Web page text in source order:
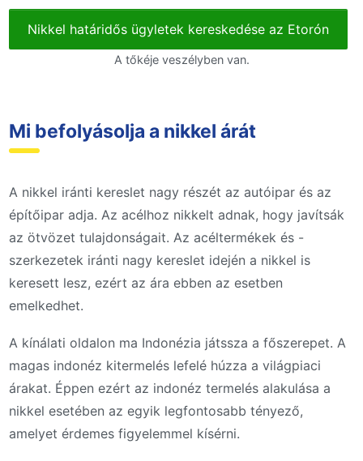
Nikkel határidős ügyletek kereskedése az Etorón
A tőkéje veszélyben van.
Mi befolyásolja a nikkel árát
A nikkel iránti kereslet nagy részét az autóipar és az
építőipar adja. Az acélhoz nikkelt adnak, hogy javítsák
az ötvözet tulajdonságait. Az acéltermékek és -
szerkezetek iránti nagy kereslet idején a nikkel is
keresett lesz, ezért az ára ebben az esetben
emelkedhet.
A kínálati oldalon ma Indonézia játssza a főszerepet. A
magas indonéz kitermelés lefelé húzza a világpiaci
árakat. Éppen ezért az indonéz termelés alakulása a
nikkel esetében az egyik legfontosabb tényező,
amelyet érdemes figyelemmel kísérni.